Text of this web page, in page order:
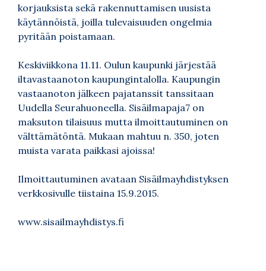
korjauksista sekä rakennuttamisen uusista
käytännöistä, joilla tulevaisuuden ongelmia
pyritään poistamaan.
Keskiviikkona 11.11. Oulun kaupunki järjestää
iltavastaanoton kaupungintalolla. Kaupungin
vastaanoton jälkeen pajatanssit tanssitaan
Uudella Seurahuoneella. Sisäilmapaja7 on
maksuton tilaisuus mutta ilmoittautuminen on
välttämätöntä. Mukaan mahtuu n. 350, joten
muista varata paikkasi ajoissa!
Ilmoittautuminen avataan Sisäilmayhdistyksen
verkkosivulle tiistaina 15.9.2015.
www.sisailmayhdistys.fi